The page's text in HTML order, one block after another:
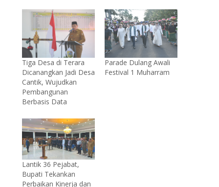
Tiga Desa di Terara
Dicanangkan Jadi Desa
Cantik, Wujudkan
Pembangunan
Berbasis Data
Parade Dulang Awali
Festival 1 Muharram
Lantik 36 Pejabat,
Bupati Tekankan
Perbaikan Kinerja dan